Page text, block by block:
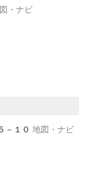
・ナビ
－１０ 地図・ナビ